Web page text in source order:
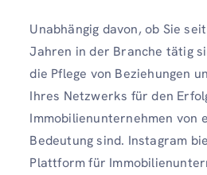
Unabhängig davon, ob Sie
Jahren in der Branche tätig
die Pflege von Beziehungen
Ihres Netzwerks für den
Immobilienunternehmen von
Bedeutung sind. Instagram
Plattform für